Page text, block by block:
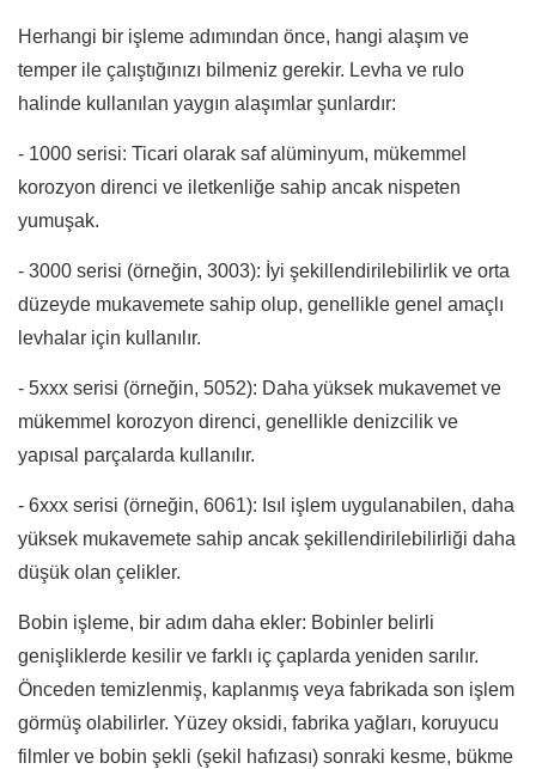
Herhangi bir işleme adımından önce, hangi alaşım ve
temper ile çalıştığınızı bilmeniz gerekir. Levha ve rulo
halinde kullanılan yaygın alaşımlar şunlardır:
- 1000 serisi: Ticari olarak saf alüminyum, mükemmel
korozyon direnci ve iletkenliğe sahip ancak nispeten
yumuşak.
- 3000 serisi (örneğin, 3003): İyi şekillendirilebilirlik ve orta
düzeyde mukavemete sahip olup, genellikle genel amaçlı
levhalar için kullanılır.
- 5xxx serisi (örneğin, 5052): Daha yüksek mukavemet ve
mükemmel korozyon direnci, genellikle denizcilik ve
yapısal parçalarda kullanılır.
- 6xxx serisi (örneğin, 6061): Isıl işlem uygulanabilen, daha
yüksek mukavemete sahip ancak şekillendirilebilirliği daha
düşük olan çelikler.
Bobin işleme, bir adım daha ekler: Bobinler belirli
genişliklerde kesilir ve farklı iç çaplarda yeniden sarılır.
Önceden temizlenmiş, kaplanmış veya fabrikada son işlem
görmüş olabilirler. Yüzey oksidi, fabrika yağları, koruyucu
filmler ve bobin şekli (şekil hafızası) sonraki kesme, bükme